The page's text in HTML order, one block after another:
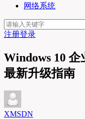
网络系统
注册登录
Windows 10
最新升级指南
XMSDN